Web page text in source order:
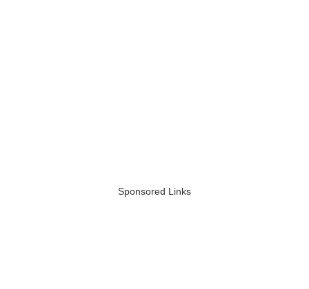
Sponsored Links